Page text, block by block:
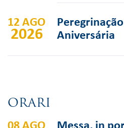
12 AGO
2026
Aniversária
ORARI
08 AGO
Messa, in